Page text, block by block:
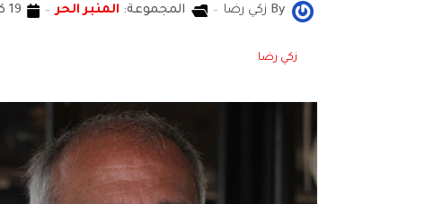
By زكي رضا المجموعة: المنبر الحر 19 كانون1/ديسمبر 2024
زكي رضا